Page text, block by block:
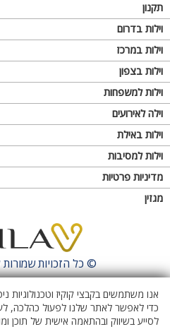
תקנון
וילות בדרום
וילות במרכז
וילות בצפון
וילות למשפחות
וילה לאירועים
וילות באילת
וילות למסיבות
מדיניות פרטיות
מגזין
© כל הזכויות
אנו משתמשים בקבצי קוקיז וטכנולוגיות
כדי לאפשר לאתר שלנו לפעול כהלכה,
לסייע בשיווק ובהתאמה אישית של תוכן